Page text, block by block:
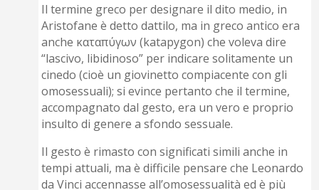
Il termine greco per designare il dito medio, in
Aristofane è detto dattilo, ma in greco antico era
anche καταπύγων (katapygon) che voleva dire
“lascivo, libidinoso” per indicare solitamente un
cinedo (cioè un giovinetto compiacente con gli
omosessuali); si evince pertanto che il termine,
accompagnato dal gesto, era un vero e proprio
insulto di genere a sfondo sessuale.
Il gesto è rimasto con significati simili anche in
tempi attuali, ma è difficile pensare che Leonardo
da Vinci accennasse all’omosessualità ed è più